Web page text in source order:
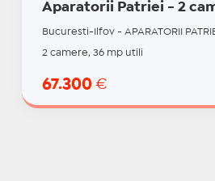
Aparatorii Patriei - 2
Bucuresti-Ilfov - APARATORII
2 camere, 36 mp utili
67.300 €